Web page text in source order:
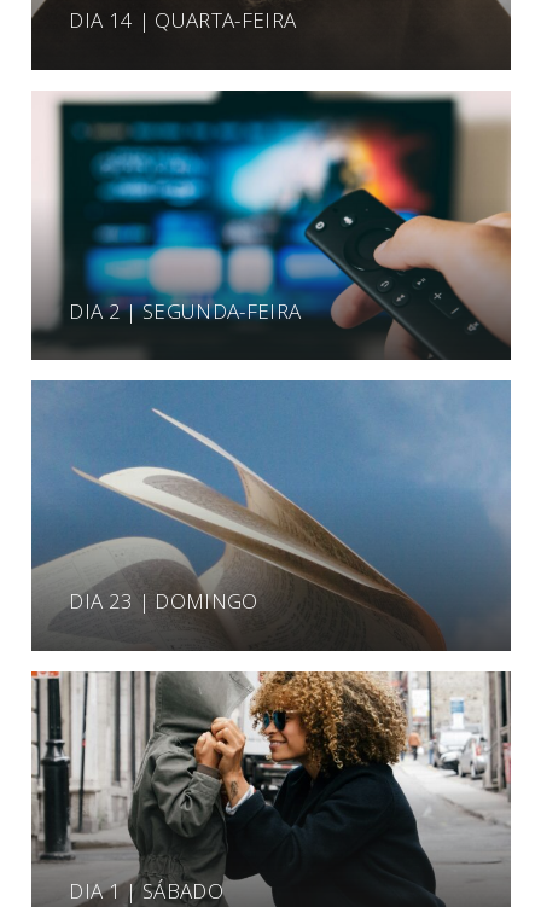
DIA 14 | QUARTA-FEIRA
DIA 2 | SEGUNDA-FEIRA
DIA 23 | DOMINGO
DIA 1 | SÁBADO